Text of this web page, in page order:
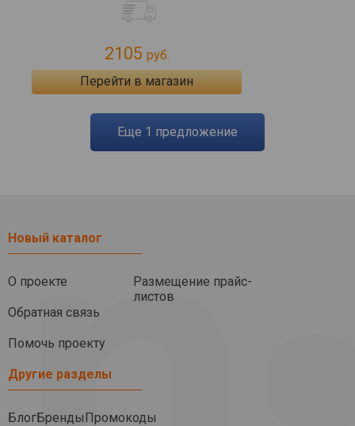
2105 руб.
Перейти в магазин
eще 1 предложение
Новый каталог
О проекте
Обратная связь
Помочь проекту
Размещение прайс-
листов
Другие разделы
БлогБрендыПромокоды